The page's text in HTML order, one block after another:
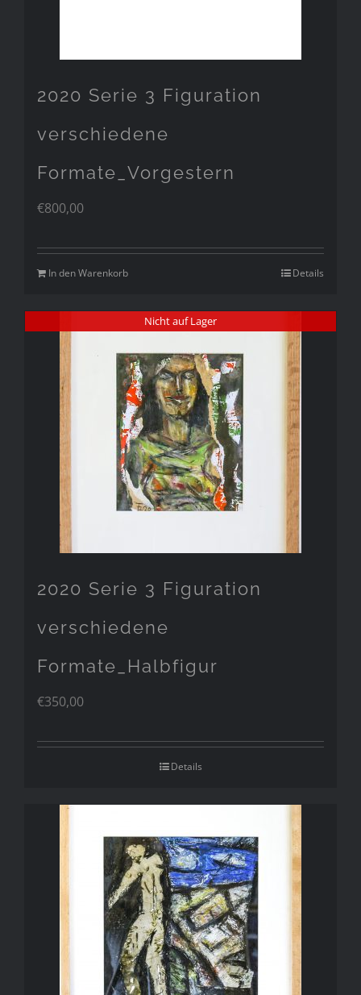
2020 Serie 3 Figuration
verschiedene
Formate_Vorgestern
€800,00
In den Warenkorb Details
Nicht auf Lager
2020 Serie 3 Figuration
verschiedene
Formate_Halbfigur
€350,00
Details